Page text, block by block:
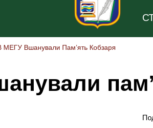
МЕГУ Вшанували Пам’ять Кобзаря